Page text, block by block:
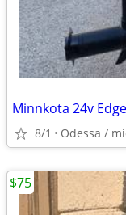
Minnkota 24v
8/1 Odessa /
$75